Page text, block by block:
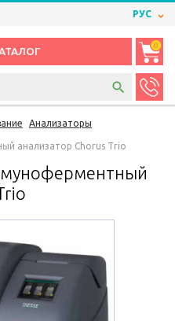
РУС
0
Анализаторы
анализатор Chorus Trio